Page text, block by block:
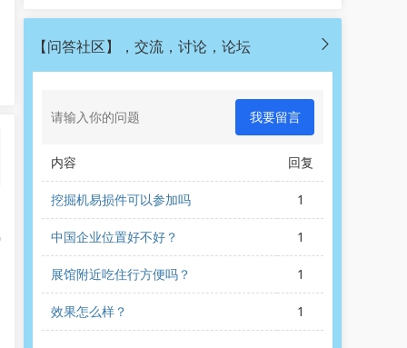
【问答社区】，交流，讨论，论坛
我要留言
内容 回复
挖掘机易损件可以参加吗 1
中国企业位置好不好？ 1
展馆附近吃住行方便吗？ 1
效果怎么样？ 1